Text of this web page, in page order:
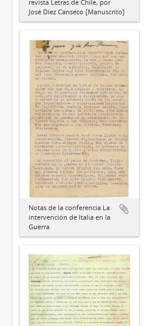
revista Letras de Chile, por
José Diez Canseco [Manuscrito]
Notas de la conferencia La
intervención de Italia en la
Guerra